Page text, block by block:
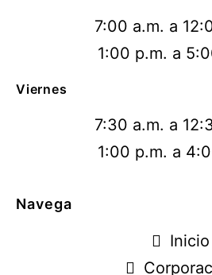
7:00 a.m. a
1:00 p.m. a
Viernes
7:30 a.m. a
1:00 p.m. a
Navega
Inicio